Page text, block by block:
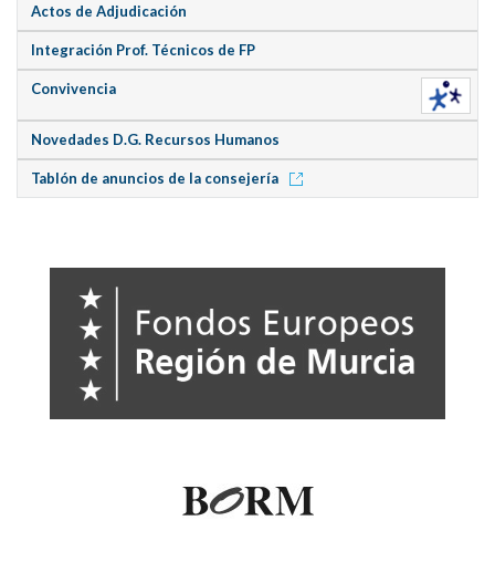
Actos de Adjudicación
Integración Prof. Técnicos de FP
Convivencia
Novedades D.G. Recursos Humanos
Tablón de anuncios de la consejería